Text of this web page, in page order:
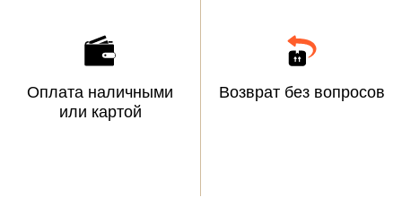
Оплата наличными
или картой
Возврат без вопросов